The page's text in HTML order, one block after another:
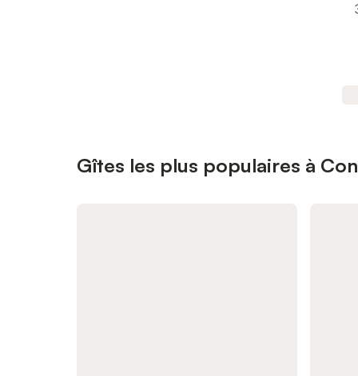
Gîtes les plus populaires à